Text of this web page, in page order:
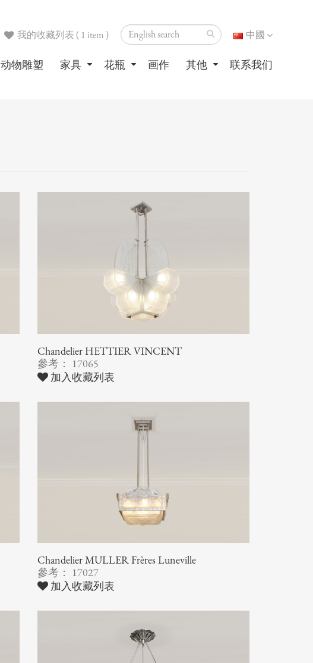
中國
我的收藏列表 ( 1 item )
动物雕塑 家具 花瓶 画作 其他 联系我们
Chandelier HETTIER VINCENT
參考： 17065
加入收藏列表
Chandelier MULLER Frères Luneville
參考： 17027
加入收藏列表